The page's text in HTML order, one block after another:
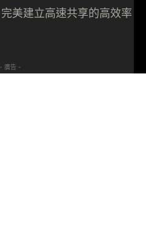
美建立高速共享的高效率
- 廣告 -